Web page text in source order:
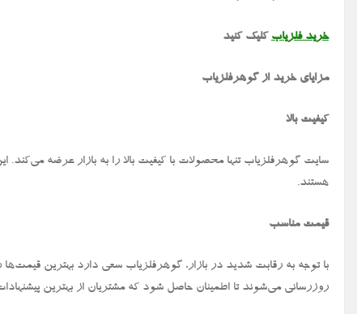
خرید فلزیاب کلیک کنید
مزایای خرید از گوهرفلزیاب
کیفیت بالا
سایت گوهرفلزیاب تنها محصولات با کیفیت بالا را به بازار عرضه
هستند.
قیمت مناسب
با توجه به رقابت شدید در بازار، گوهرفلزیاب سعی دارد بهترین
روزرسانی می‌شوند تا اطمینان حاصل شود که مشتریان از بهترین